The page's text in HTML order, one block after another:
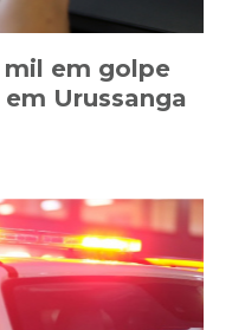
mil em golpe
Urussanga